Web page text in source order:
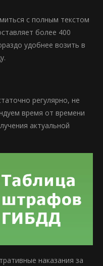
с полным текстом
более 400
удобнее возить в
регулярно, не
время от времени
актуальной
наказания за